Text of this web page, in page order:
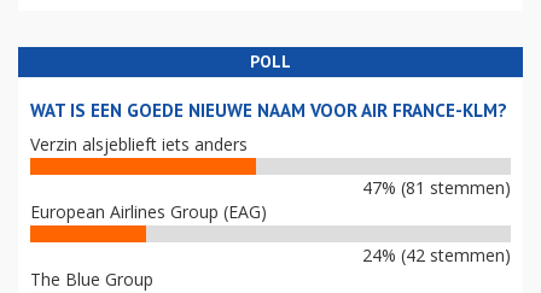
POLL
WAT IS EEN GOEDE NIEUWE NAAM VOOR AIR FRANCE-KLM?
Verzin alsjeblieft iets anders
47% (81 stemmen)
European Airlines Group (EAG)
24% (42 stemmen)
The Blue Group